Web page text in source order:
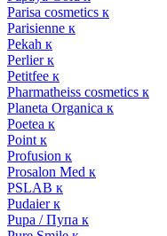
Parisa cosmetics к
Parisienne к
Pekah к
Perlier к
Petitfee к
Pharmatheiss cosmetics к
Planeta Organica к
Poetea к
Point к
Profusion к
Prosalon Med к
PSLAB к
Pudaier к
Pupa / Пупа к